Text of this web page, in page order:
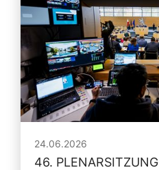
24.06.2026
46. PLENARSITZUNG